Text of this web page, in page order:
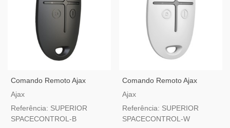
Comando Remoto Ajax
Superior SpaceControl
De Pânico Grau 2
Ajax
Referência: SUPERIOR
SPACECONTROL-B
Comando Remoto Ajax
Superior SpaceControl
Botão De Pânico Grau 2
Ajax
Referência: SUPERIOR
SPACECONTROL-W